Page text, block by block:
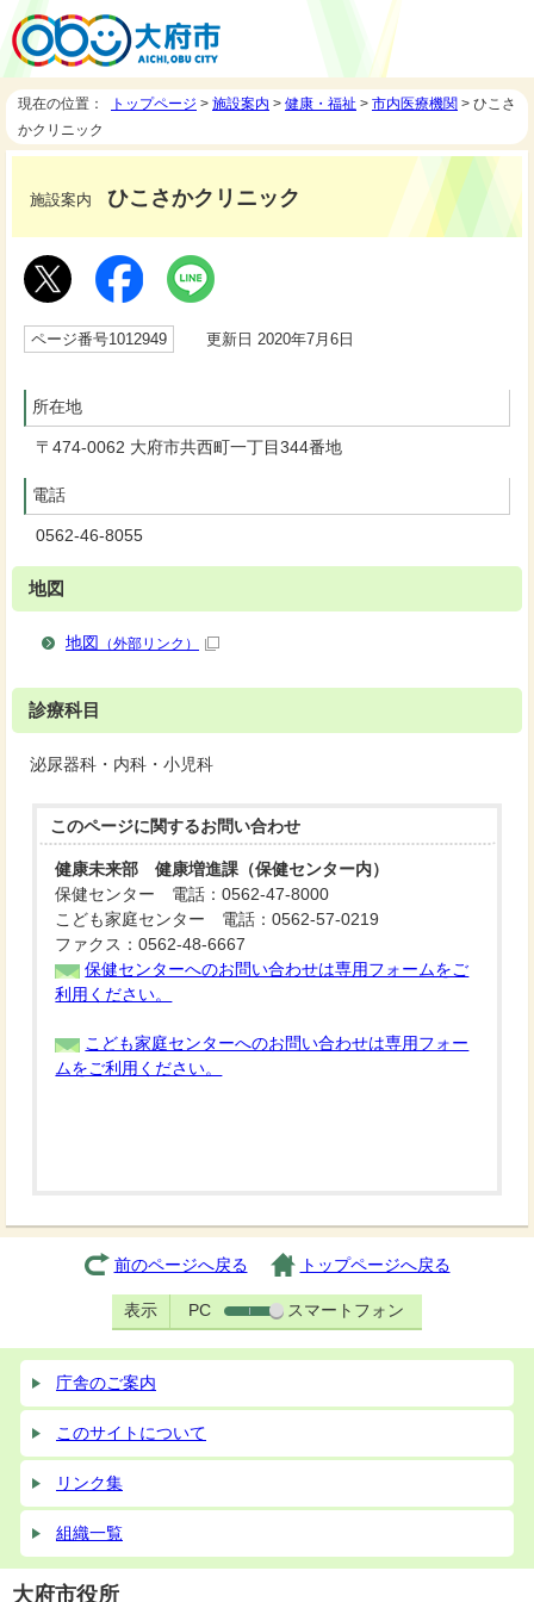
現在の位置： トップページ > 施設案内 > 健康・福祉 > 市内医療機関 > ひこさ
かクリニック
施設案内 ひこさかクリニック
ページ番号1012949 更新日 2020年7月6日
所在地
〒474-0062 大府市共西町一丁目344番地
電話
0562-46-8055
地図
地図 （外部リンク）
診療科目
泌尿器科・内科・小児科
このページに関するお問い合わせ
健康未来部 健康増進課（保健センター内）
保健センター 電話：0562-47-8000
こども家庭センター 電話：0562-57-0219
ファクス：0562-48-6667
保健センターへのお問い合わせは専用フォームをご
利用ください。
こども家庭センターへのお問い合わせは専用フォー
ムをご利用ください。
前のページへ戻る トップページへ戻る
表示 PC スマートフォン
庁舎のご案内
このサイトについて
リンク集
組織一覧
大府市役所